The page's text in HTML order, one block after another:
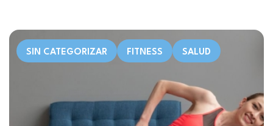
SIN CATEGORIZAR FITNESS SALUD